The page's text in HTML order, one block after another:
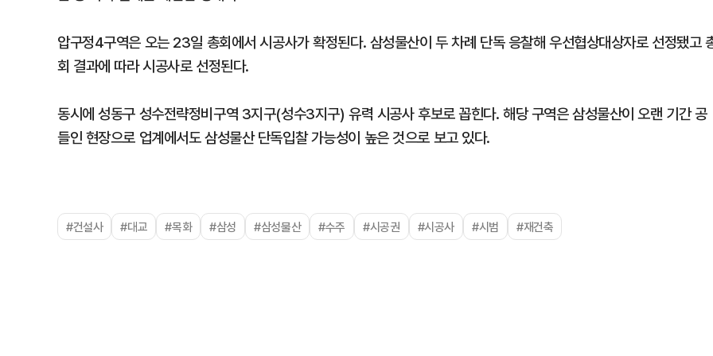
압구정4구역은 오는 23일 총회에서 시공사가 확정된다. 삼성물산이 두 차례 단독 응찰해 우선협상대상자로 선정됐고
회 결과에 따라 시공사로 선정된다.
동시에 성동구 성수전략정비구역 3지구(성수3지구) 유력 시공사 후보로 꼽힌다. 해당 구역은 삼성물산이 오랜 기간 공
들인 현장으로 업계에서도 삼성물산 단독입찰 가능성이 높은 것으로 보고 있다.
#건설사 #대교 #목화 #삼성 #삼성물산 #수주 #시공권 #시공사 #시범 #재건축